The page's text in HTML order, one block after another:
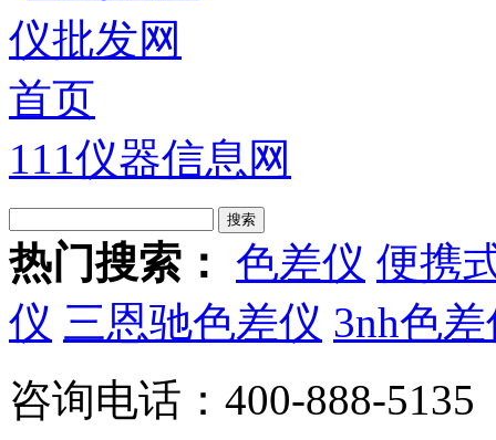
111仪器信息网
热门搜索： 色差仪 便携
仪 三恩驰色差仪 3nh色
咨询电话： 400-888-5135